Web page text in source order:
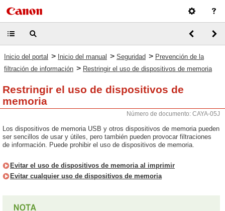
Inicio del portal > Inicio del manual > Seguridad > Prevención de la
filtración de información > Restringir el uso de dispositivos de memoria
Restringir el uso de dispositivos de
memoria
Número de documento: CAYA-05J
Los dispositivos de memoria USB y otros dispositivos de memoria pueden
ser sencillos de usar y útiles, pero también pueden provocar filtraciones
de información. Puede prohibir el uso de dispositivos de memoria.
Evitar el uso de dispositivos de memoria al imprimir
Evitar cualquier uso de dispositivos de memoria